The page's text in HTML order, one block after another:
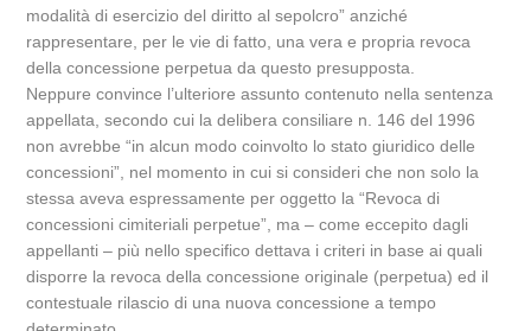
modalità di esercizio del diritto al sepolcro” anziché
rappresentare, per le vie di fatto, una vera e propria revoca
della concessione perpetua da questo presupposta.
Neppure convince l’ulteriore assunto contenuto nella sentenza
appellata, secondo cui la delibera consiliare n. 146 del 1996
non avrebbe “in alcun modo coinvolto lo stato giuridico delle
concessioni”, nel momento in cui si consideri che non solo la
stessa aveva espressamente per oggetto la “Revoca di
concessioni cimiteriali perpetue”, ma – come eccepito dagli
appellanti – più nello specifico dettava i criteri in base ai quali
disporre la revoca della concessione originale (perpetua) ed il
contestuale rilascio di una nuova concessione a tempo